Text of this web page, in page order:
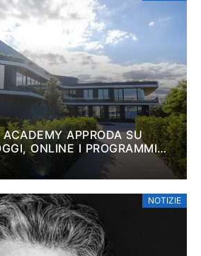
APPRODA SU
ONLINE I PROGRAMMI
ACCADEMIA DI
NOTIZIE